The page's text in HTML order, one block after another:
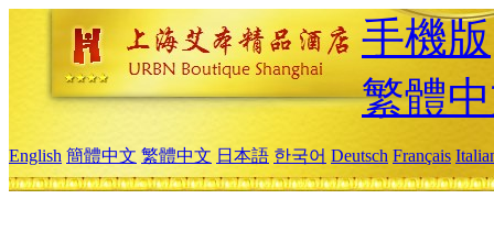
手機版
繁體
English 簡體中文 繁體中文 日本語 한국어 Deutsch Français